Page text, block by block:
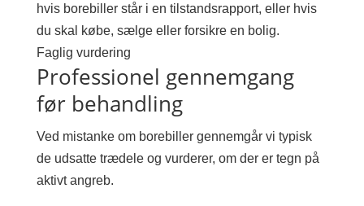
hvis borebiller står i en tilstandsrapport, eller hvis
du skal købe, sælge eller forsikre en bolig.
Faglig vurdering
Professionel gennemgang
før behandling
Ved mistanke om borebiller gennemgår vi typisk
de udsatte trædele og vurderer, om der er tegn på
aktivt angreb.